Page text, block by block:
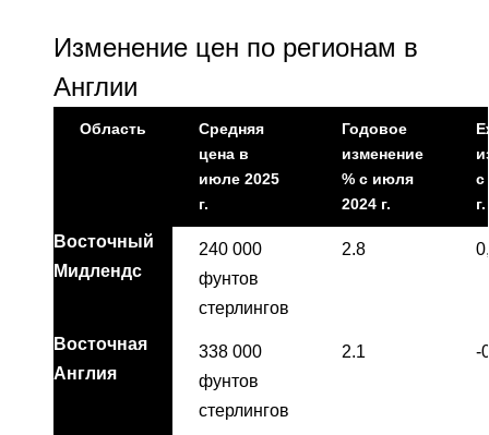
Изменение цен по регионам в
Англии
Область
Средняя
цена в
июле 2025
г.
Годовое
изменение
% с июля
2024 г.
с
г.
Восточный
Мидлендс
240 000
фунтов
стерлингов
2.8
Восточная
Англия
338 000
фунтов
стерлингов
2.1 -